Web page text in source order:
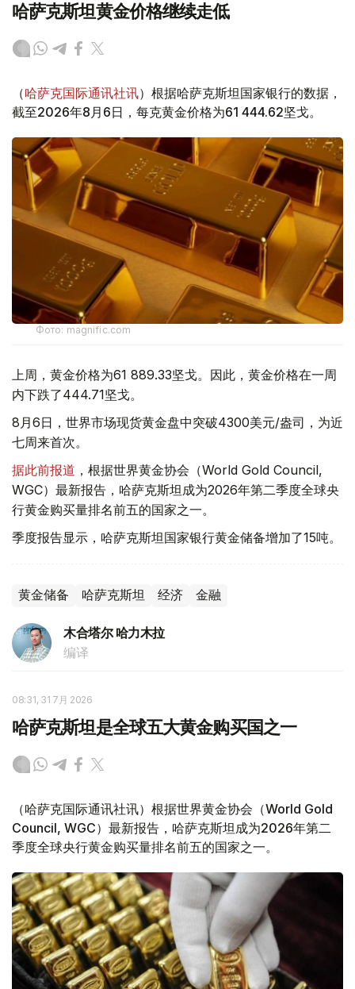
哈萨克斯坦黄金价格继续走低
（哈萨克国际通讯社讯）根据哈萨克斯坦国家银行的数据，
截至2026年8月6日，每克黄金价格为61 444.62坚戈。
Фото: magnific.com
上周，黄金价格为61 889.33坚戈。因此，黄金价格在一周
内下跌了444.71坚戈。
8月6日，世界市场现货黄金盘中突破4300美元/盎司，为近
七周来首次。
据此前报道 ，根据世界黄金协会（World Gold Council,
WGC）最新报告，哈萨克斯坦成为2026年第二季度全球央
行黄金购买量排名前五的国家之一。
季度报告显示，哈萨克斯坦国家银行黄金储备增加了15吨。
黄金储备 哈萨克斯坦 经济 金融
木合塔尔 哈力木拉
编译
08:31, 31 7月 2026
哈萨克斯坦是全球五大黄金购买国之一
（哈萨克国际通讯社讯）根据世界黄金协会（World Gold
Council, WGC）最新报告，哈萨克斯坦成为2026年第二
季度全球央行黄金购买量排名前五的国家之一。